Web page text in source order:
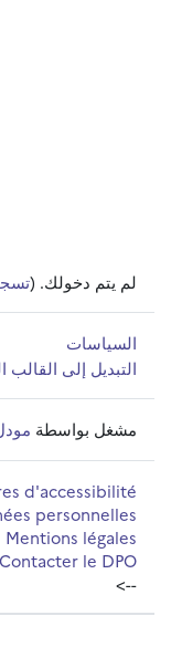
لم يتم دخولك. (
السياسات
التبديل إلى القالب
مشغل بواسطة
d'accessibilité
personnelles
Mentions légales
Contacter le DPO
-->